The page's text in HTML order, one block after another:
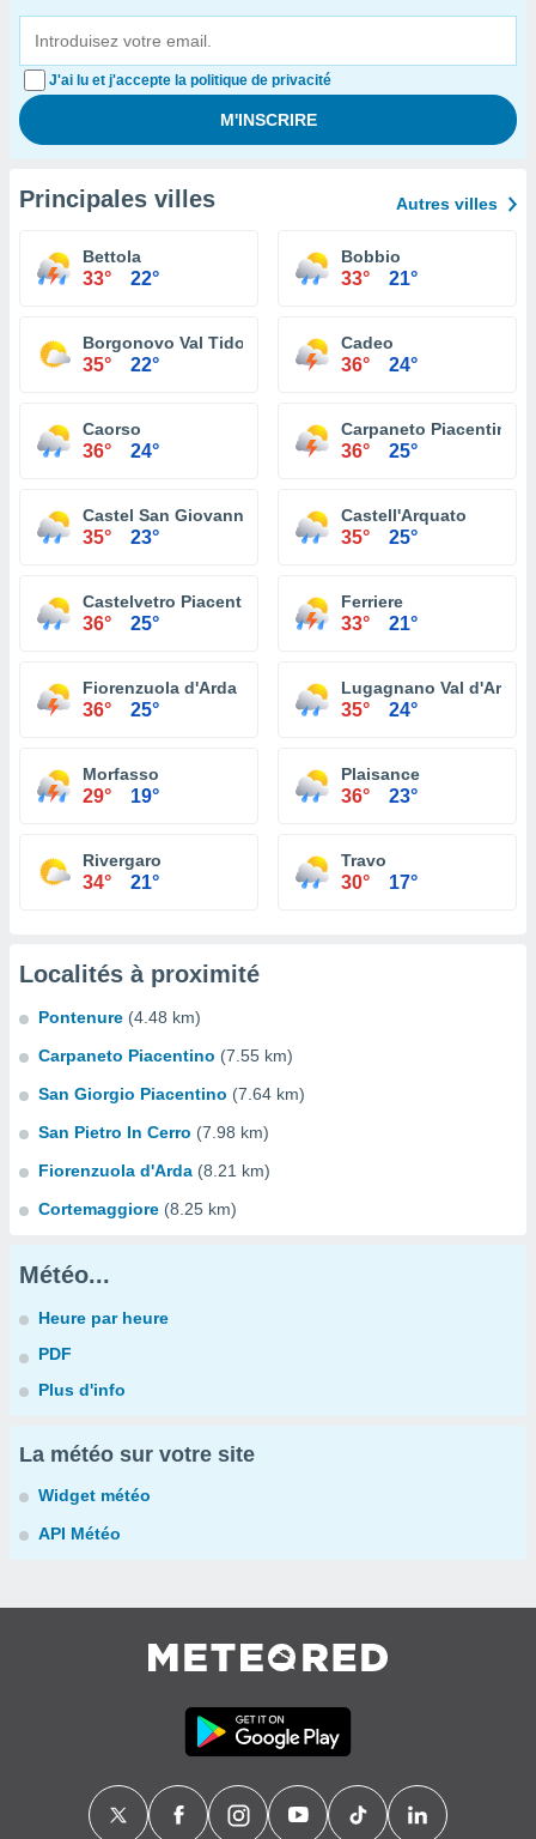
J'ai lu et j'accepte la politique de privacité
Principales villes Autres villes
Bettola
33° 22°
Bobbio
33° 21°
Borgonovo Val Tidone
35° 22°
Cadeo
36° 24°
Caorso
36° 24°
Carpaneto Piacentino
36° 25°
Castel San Giovanni
35° 23°
Castell'Arquato
35° 25°
Castelvetro Piacentino
36° 25°
Ferriere
33° 21°
Fiorenzuola d'Arda
36° 25°
Lugagnano Val d'Arda
35° 24°
Morfasso
29° 19°
Plaisance
36° 23°
Rivergaro
34° 21°
Travo
30° 17°
Localités à proximité
Pontenure (4.48 km)
Carpaneto Piacentino (7.55 km)
San Giorgio Piacentino (7.64 km)
San Pietro In Cerro (7.98 km)
Fiorenzuola d'Arda (8.21 km)
Cortemaggiore (8.25 km)
Météo...
Heure par heure
PDF
Plus d'info
La météo sur votre site
Widget météo
API Météo